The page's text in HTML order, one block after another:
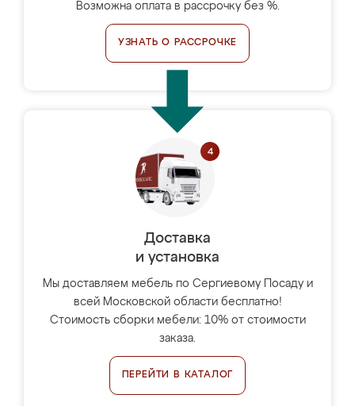
Возможна оплата в рассрочку без %.
УЗНАТЬ О РАССРОЧКЕ
Доставка
и установка
Мы доставляем мебель по Сергиевому Посаду и
всей Московской области бесплатно!
Стоимость сборки мебели: 10% от стоимости
заказа.
ПЕРЕЙТИ В КАТАЛОГ